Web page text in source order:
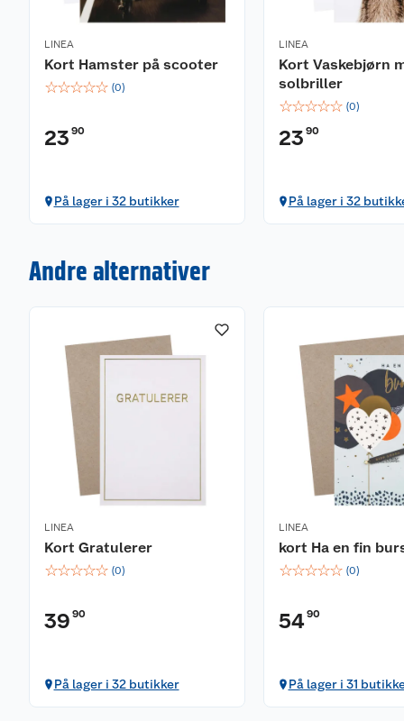
LINEA
Kort Hamster på scooter
☆☆☆☆☆ (0)
23 90
På lager i 32 butikker
LINEA
Kort Vaskebjørn
solbriller
☆☆☆☆☆ (0)
23 90
På lager i 32
Andre alternativer
LINEA
Kort Gratulerer
☆☆☆☆☆ (0)
39 90
På lager i 32 butikker
LINEA
kort Ha en fin
☆☆☆☆☆ (0)
5490
På lager i 31